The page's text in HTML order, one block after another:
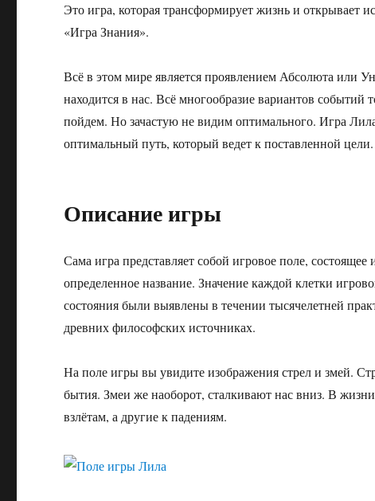
Это игра, которая трансформирует жизнь и открывает
«Игра Знания».
Всё в этом мире является проявлением Абсолюта или
находится в нас. Всё многообразие вариантов
пойдем. Но зачастую не видим оптимального. Игра
оптимальный путь, который ведет к поставленной цели.
Описание игры
Сама игра представляет собой игровое поле,
определенное название. Значение каждой клетки
состояния были выявлены в течении тысячелетней
древних философских источниках.
На поле игры вы увидите изображения стрел и змей.
бытия. Змеи же наоборот, сталкивают нас вниз. В
взлётам, а другие к падениям.